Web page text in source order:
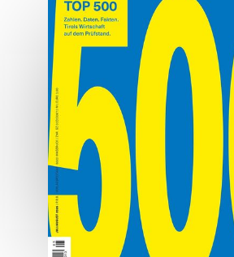
MEHR